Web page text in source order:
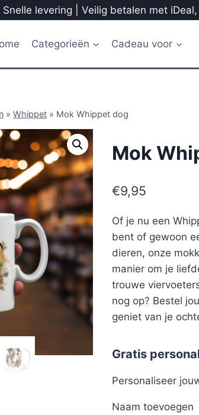
levering | Veilig betalen met
Categorieën Cadeau voor
» Whippet » Mok Whippet dog
Mok
€9,95
Of je nu een
bent of gewoon
dieren, onze
manier om je
trouwe
nog op? Bestel
geniet van je
Gratis
Personaliseer
Naam toevoegen